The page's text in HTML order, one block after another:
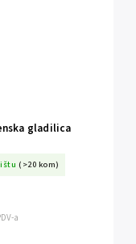
gladilica
(>20 kom)
a